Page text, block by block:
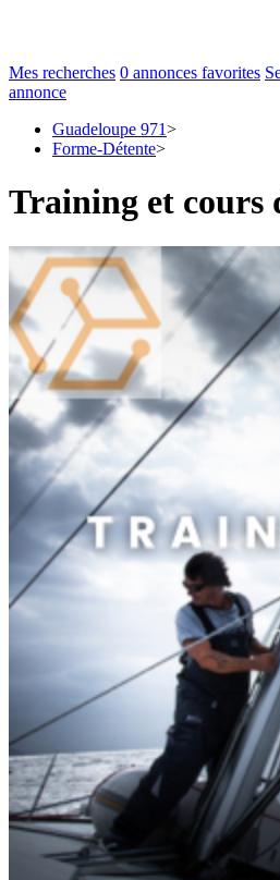
Mes recherches 0 annonces favorites
annonce
Guadeloupe 971>
Forme-Détente>
Training et cours